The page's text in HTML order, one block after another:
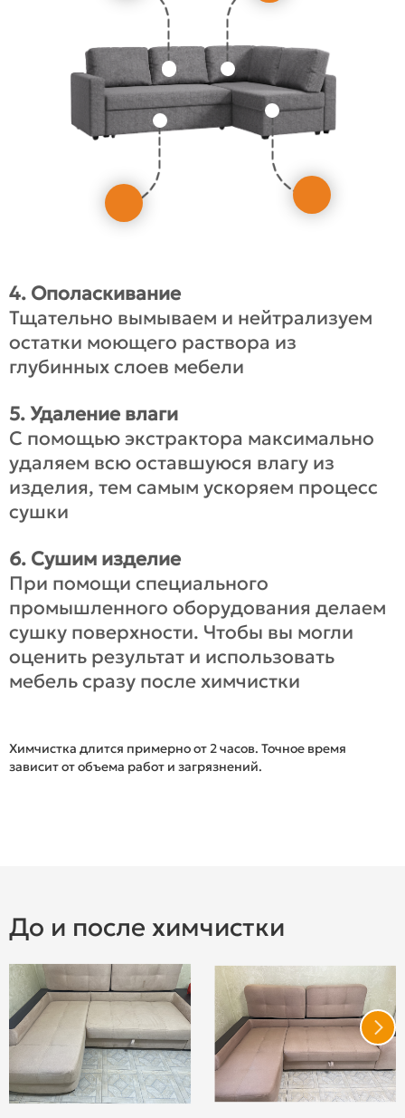
4. Ополаскивание
Тщательно вымываем и нейтрализуем
остатки моющего раствора из
глубинных слоев мебели
5. Удаление влаги
С помощью экстрактора максимально
удаляем всю оставшуюся влагу из
изделия, тем самым ускоряем процесс
сушки
6. Сушим изделие
При помощи специального
промышленного оборудования делаем
сушку поверхности. Чтобы вы могли
оценить результат и использовать
мебель сразу после химчистки
Химчистка длится примерно от 2 часов. Точное время
зависит от объема работ и загрязнений.
До и после химчистки